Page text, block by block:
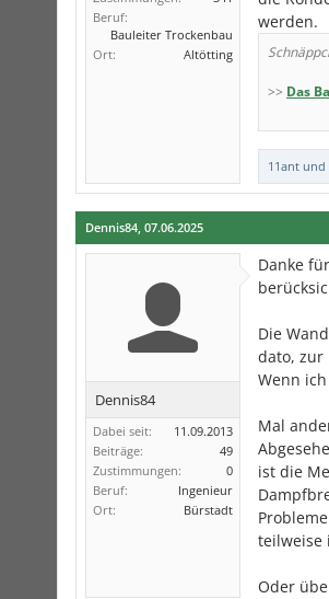
Beruf:
Bauleiter Trockenbau
Ort:
Altötting
werden.
>> Das
11ant und
Dennis84, 07.06.2025
Dennis84
Dabei seit:
11.09.2013
Beiträge:
49
Zustimmungen:
0
Beruf:
Ingenieur
Ort:
Bürstadt
Danke
Die
dato, zur
Wenn
Mal
ist die
teilweise
Oder